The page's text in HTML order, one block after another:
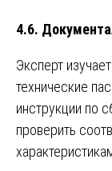
4.6.
Эксперт
технические
инструкции по
проверить